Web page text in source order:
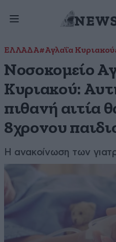
ΕΛΛΑΔΑ#Αγλαΐα Κυριακού
Νοσοκομείο
Κυριακού:
πιθανή αιτία
8χρονου
Η ανακοίνωση των